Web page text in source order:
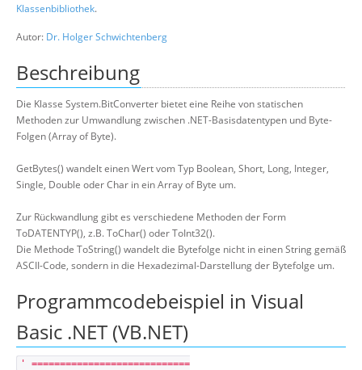
Klassenbibliothek.
Autor: Dr. Holger Schwichtenberg
Beschreibung
Die Klasse System.BitConverter bietet eine Reihe von statischen
Methoden zur Umwandlung zwischen .NET-Basisdatentypen und Byte-
Folgen (Array of Byte).
GetBytes() wandelt einen Wert vom Typ Boolean, Short, Long, Integer,
Single, Double oder Char in ein Array of Byte um.
Zur Rückwandlung gibt es verschiedene Methoden der Form
ToDATENTYP(), z.B. ToChar() oder ToInt32().
Die Methode ToString() wandelt die Bytefolge nicht in einen String gemäß
ASCII-Code, sondern in die Hexadezimal-Darstellung der Bytefolge um.
Programmcodebeispiel in Visual
Basic .NET (VB.NET)
' ============================